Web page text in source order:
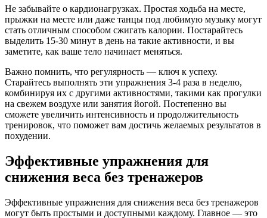
Не забывайте о кардионагрузках. Простая ходьба на месте,
прыжки на месте или даже танцы под любимую музыку могут
стать отличным способом сжигать калории. Постарайтесь
выделить 15-30 минут в день на такие активности, и вы
заметите, как ваше тело начинает меняться.
Важно помнить, что регулярность — ключ к успеху.
Старайтесь выполнять эти упражнения 3-4 раза в неделю,
комбинируя их с другими активностями, такими как прогулки
на свежем воздухе или занятия йогой. Постепенно вы
сможете увеличить интенсивность и продолжительность
тренировок, что поможет вам достичь желаемых результатов в
похудении.
Эффективные упражнения для
снижения веса без тренажеров
Эффективные упражнения для снижения веса без тренажеров
могут быть простыми и доступными каждому. Главное — это